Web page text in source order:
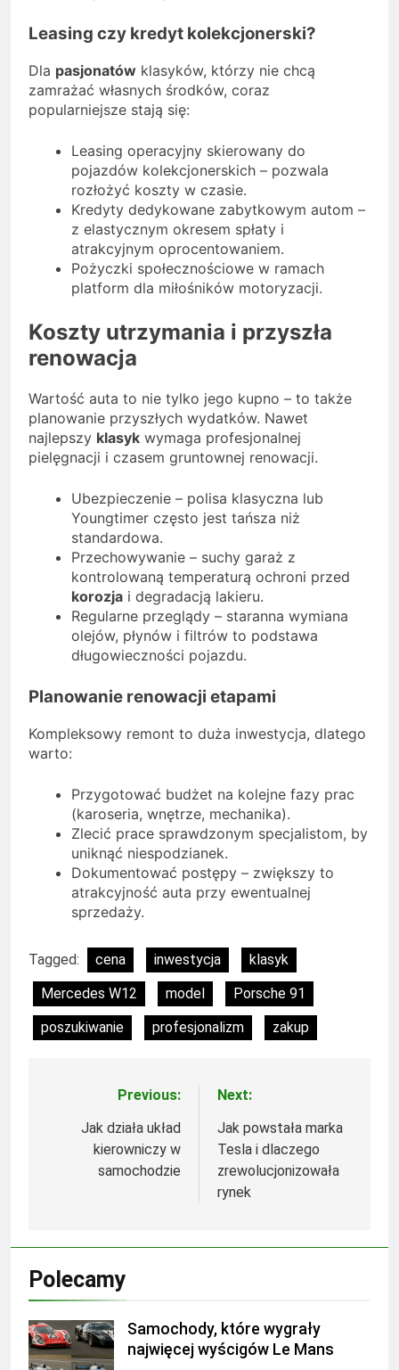
Leasing czy kredyt kolekcjonerski?
Dla pasjonatów klasyków, którzy nie chcą
zamrażać własnych środków, coraz
popularniejsze stają się:
Leasing operacyjny skierowany do
pojazdów kolekcjonerskich – pozwala
rozłożyć koszty w czasie.
Kredyty dedykowane zabytkowym autom –
z elastycznym okresem spłaty i
atrakcyjnym oprocentowaniem.
Pożyczki społecznościowe w ramach
platform dla miłośników motoryzacji.
Koszty utrzymania i przyszła
renowacja
Wartość auta to nie tylko jego kupno – to także
planowanie przyszłych wydatków. Nawet
najlepszy klasyk wymaga profesjonalnej
pielęgnacji i czasem gruntownej renowacji.
Ubezpieczenie – polisa klasyczna lub
Youngtimer często jest tańsza niż
standardowa.
Przechowywanie – suchy garaż z
kontrolowaną temperaturą ochroni przed
korozja i degradacją lakieru.
Regularne przeglądy – staranna wymiana
olejów, płynów i filtrów to podstawa
długowieczności pojazdu.
Planowanie renowacji etapami
Kompleksowy remont to duża inwestycja, dlatego
warto:
Przygotować budżet na kolejne fazy prac
(karoseria, wnętrze, mechanika).
Zlecić prace sprawdzonym specjalistom, by
uniknąć niespodzianek.
Dokumentować postępy – zwiększy to
atrakcyjność auta przy ewentualnej
sprzedaży.
Tagged: cena inwestycja
klasyk
Mercedes W12
model
Porsche 91
poszukiwanie
profesjonalizm zakup
Nawigacja
wpisu
Previous:
Jak działa układ
kierowniczy w
samochodzie
Next:
Jak powstała marka
Tesla i dlaczego
zrewolucjonizowała
rynek
Polecamy
Samochody, które wygrały
najwięcej wyścigów Le Mans